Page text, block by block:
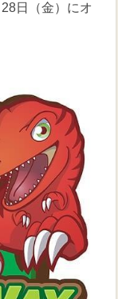
日（金）にオ